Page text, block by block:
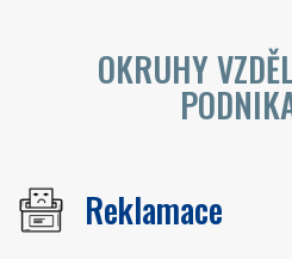
OKRUHY
Reklamace